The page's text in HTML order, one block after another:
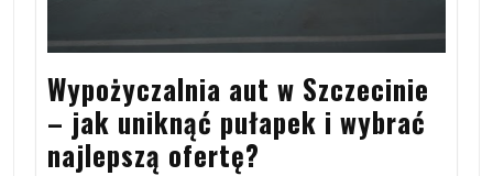
Wypożyczalnia aut w Szczecinie
– jak uniknąć pułapek i wybrać
najlepszą ofertę?